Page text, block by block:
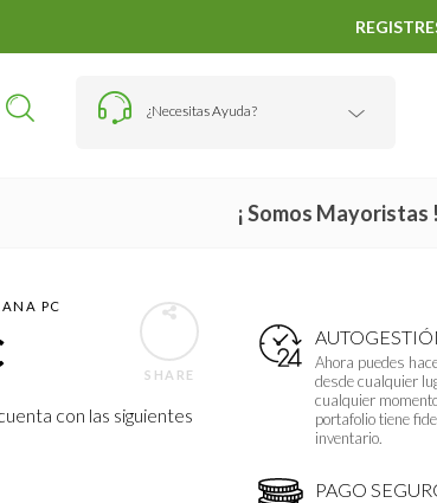
¿Necesitas Ayuda?
¡ Somos Mayoristas !
Ahora puedes
desde cualquier
cualquier
portafolio tiene
inventario.
PAGO
SHARE
PC
con las siguientes